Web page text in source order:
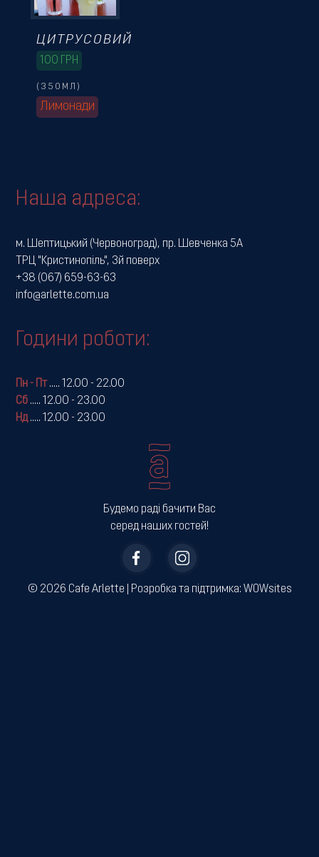
Лимонади
(350МЛ)
ЦИТРУСОВИЙ
100 ГРН
Наша адреса:
м. Шептицький (Червоноград), пр. Шевченка 5А
ТРЦ "Кристинопіль", 3й поверх
+38 (067) 659-63-63
info@arlette.com.ua
Будемо раді бачити Вас
серед наших гостей!
Години роботи:
Пн - Пт..... 12.00 - 22.00
Сб ..... 12.00 - 23.00
Нд..... 12.00 - 23.00
© 2026 Cafe Arlette | ­Розробка та підтримка: WOWsites